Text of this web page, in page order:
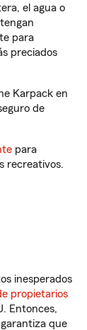
el agua o
para
preciados
Karpack en
de
para
recreativos.
inesperados
propietarios
Entonces,
que